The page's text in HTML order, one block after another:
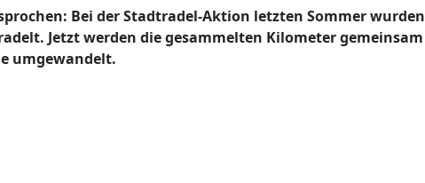
Bei der Stadtradel-Aktion letzten Sommer wurden
Jetzt werden die gesammelten Kilometer gemeinsam
umgewandelt.